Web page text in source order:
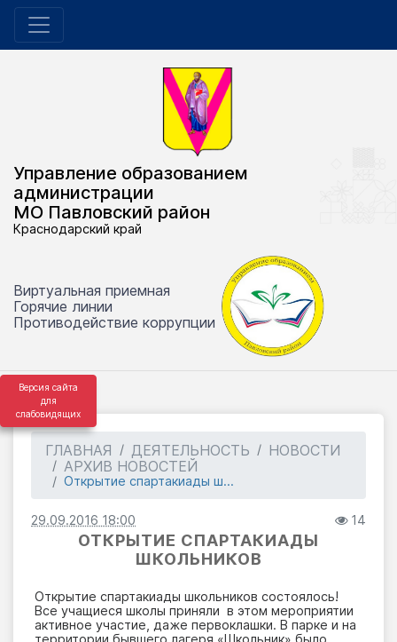
Версия сайта
для
слабовидящих
Управление образованием
администрации
МО Павловский район
Краснодарский край
Виртуальная приемная
Горячие линии
Противодействие коррупции
ГЛАВНАЯ ДЕЯТЕЛЬНОСТЬ
НОВОСТИ
АРХИВ НОВОСТЕЙ
Открытие спартакиады ш...
29.09.2016 18:00 14
ОТКРЫТИЕ СПАРТАКИАДЫ
ШКОЛЬНИКОВ
Открытие спартакиады школьников состоялось!
Все учащиеся школы приняли в этом мероприятии
активное участие, даже первоклашки. В парке и на